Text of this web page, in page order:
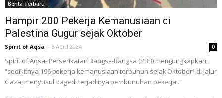
Berita Terbaru
Hampir 200 Pekerja Kemanusiaan di
Palestina Gugur sejak Oktober
Spirit of Aqsa - 3 April 2024 0
Spirit of Aqsa- Perserikatan Bangsa-Bangsa (PBB) mengungkapkan,
“sedikitnya 196 pekerja kemanusiaan terbunuh sejak Oktober” di Jalur
Gaza, menyusul tragedi terjadinya pembunuhan pekerja...